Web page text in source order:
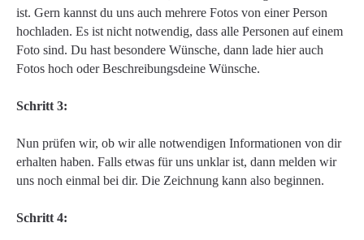
ist. Gern kannst du uns auch mehrere Fotos von einer Person
hochladen. Es ist nicht notwendig, dass alle Personen auf einem
Foto sind. Du hast besondere Wünsche, dann lade hier auch
Fotos hoch oder Beschreibungsdeine Wünsche.
Schritt 3:
Nun prüfen wir, ob wir alle notwendigen Informationen von dir
erhalten haben. Falls etwas für uns unklar ist, dann melden wir
uns noch einmal bei dir. Die Zeichnung kann also beginnen.
Schritt 4: